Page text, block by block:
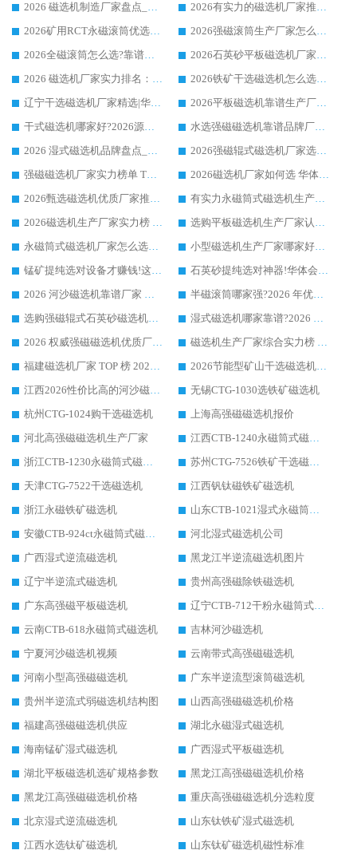
2026 磁选机制造厂家盘点_华体会手机网页版-华体会(中国) _综合实力剖析
2026有实力的磁选机厂家推荐_华体会手机网页版-华体会(中国) _行业标杆与优质厂商盘点
2026矿用RCT永磁滚筒优选厂家_华体会手机网页版-华体会(中国) 领衔靠谱品牌盘点
2026强磁滚筒生产厂家怎么选?行业口碑推荐华体会手机网页版-华体会(中国)
2026全磁滚筒怎么选?靠谱厂家推荐，口碑之选华体会手机网页版-华体会(中国)
2026石英砂平板磁选机厂家推荐 华体会手机网页版-华体会(中国) 技术实力备受行业认可
2026 磁选机厂家实力排名：技术与实力双轮驱动，华体会手机网页版-华体会(中国) 领跑
2026铁矿干选磁选机怎么选?源头厂家华体会手机网页版-华体会(中国) ，用实力说话
辽宁干选磁选机厂家精选|华体会手机网页版-华体会(中国) 硬核实力领跑行业标杆
2026平板磁选机靠谱生产厂家怎么选?行业标杆华体会手机网页版-华体会(中国) ，凭硬实力脱颖而出
干式磁选机哪家好?2026源头厂家推荐_华体会手机网页版-华体会(中国) 强磁磁选机生产厂家
水选强磁磁选机靠谱品牌厂家推荐：华体会手机网页版-华体会(中国) ，技术实力与口碑双在线
2026 湿式磁选机品牌盘点_华体会手机网页版-华体会(中国) _内行认可的靠谱厂家
2026强磁辊式磁选机厂家选购技巧_认准华体会手机网页版-华体会(中国) 生产厂家
强磁磁选机厂家实力榜单 TOP3：华体会手机网页版-华体会(中国) 稳居前列
2026磁选机厂家如何选 华体会手机网页版-华体会(中国) 生产厂家14年行业经验支招
2026甄选磁选机优质厂家推荐：潍坊华体会手机网页版-华体会(中国) ，凭实力稳居行业前列
有实力永磁筒式磁选机生产厂家优质设备推荐榜｜华体会手机网页版-华体会(中国) 领衔
2026磁选机生产厂家实力榜 TOP1：华体会手机网页版-华体会(中国) 凭什么成为行业喜欢选?
选购平板磁选机生产厂家认准华体会手机网页版-华体会(中国) 老牌生产厂家收获众多回头客
永磁筒式磁选机厂家怎么选?14 年老厂华体会手机网页版-华体会(中国) 凭实力出圈，这 5 大优势太圈粉
小型磁选机生产厂家哪家好?2026 年实测推荐，华体会手机网页版-华体会(中国) 十年口碑厂值得闭眼入
锰矿提纯选对设备才赚钱!这家临朐厂家的强磁辊磁选机凭啥成行业标杆?
石英砂提纯选对神器!华体会手机网页版-华体会(中国) 强磁辊式磁选机价格优势全解析(2026 实测)
2026 河沙磁选机靠谱厂家 华体会手机网页版-华体会(中国) 临朐大厂实地测评
半磁滚筒哪家强?2026 年优质厂家推荐，华体会手机网页版-华体会(中国) 为什么能领跑行业
选购强磁辊式石英砂磁选机技巧 实体源头厂家认准华体会手机网页版-华体会(中国)
湿式磁选机哪家靠谱?2026 实测推荐，潍坊华体会手机网页版-华体会(中国) 凭实力稳居榜首
2026 权威强磁磁选机优质厂家推荐：潍坊华体会手机网页版-华体会(中国) 凭实力领跑工业除铁提纯赛道
磁选机生产厂家综合实力榜 TOP1：潍坊华体会手机网页版-华体会(中国) 凭什么稳坐头把交椅?
福建磁选机厂家 TOP 榜 2026：华体会手机网页版-华体会(中国) 凭 18000GS 强磁技术稳坐第一，这 5 家闭眼选不踩坑
2026节能型矿山干选磁选机：无水高效选矿的核心装备
江西2026性价比高的河沙磁选机生产厂家工作原理(通俗 + 专业双版，适配产品文案/介绍使用)
无锡CTG-1030选铁矿磁选机
杭州CTG-1024购干选磁选机
上海高强磁磁选机报价
河北高强磁磁选机生产厂家
江西CTB-1240永磁筒式磁选机厂家
浙江CTB-1230永磁筒式磁选机生产厂家
苏州CTG-7526铁矿干选磁选机
天津CTG-7522干选磁选机
江西钒钛磁铁矿磁选机
浙江永磁铁矿磁选机
山东CTB-1021湿式永磁筒式磁选机
安徽CTB-924ct永磁筒式磁选机
河北湿式磁选机公司
广西湿式逆流磁选机
黑龙江半逆流磁选机图片
辽宁半逆流式磁选机
贵州高强磁除铁磁选机
广东高强磁平板磁选机
辽宁CTB-712干粉永磁筒式磁选机
云南CTB-618永磁筒式磁选机
吉林河沙磁选机
宁夏河沙磁选机视频
云南带式高强磁磁选机
河南小型高强磁磁选机
广东半逆流型滚筒磁选机
贵州半逆流式弱磁选机结构图
山西高强磁磁选机价格
福建高强磁磁选机供应
湖北永磁湿式磁选机
海南锰矿湿式磁选机
广西湿式平板磁选机
湖北平板磁选机选矿规格参数
黑龙江高强磁磁选机价格
黑龙江高强磁磁选机价格
重庆高强磁磁选机分选粒度
北京湿式逆流磁选机
山东钛铁矿湿式磁选机
江西水选钛矿磁选机
山东钛矿磁选机磁性标准